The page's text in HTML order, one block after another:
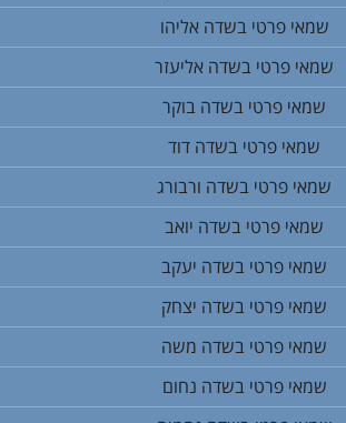
שמאי פרטי בשדה אליהו
שמאי פרטי בשדה אליעזר
שמאי פרטי בשדה בוקר
שמאי פרטי בשדה דוד
שמאי פרטי בשדה ורבורג
שמאי פרטי בשדה יואב
שמאי פרטי בשדה יעקב
שמאי פרטי בשדה יצחק
שמאי פרטי בשדה משה
שמאי פרטי בשדה נחום